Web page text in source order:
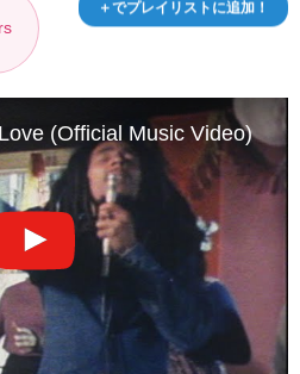
＋でプレイリストに追加！
(Official Music Video)